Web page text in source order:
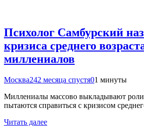
Психолог Самбурский
кризиса среднего
миллениалов
Москва242 месяца спустя01 минуты
Миллениалы массово выкладывают
пытаются справиться с кризисом
Читать далее